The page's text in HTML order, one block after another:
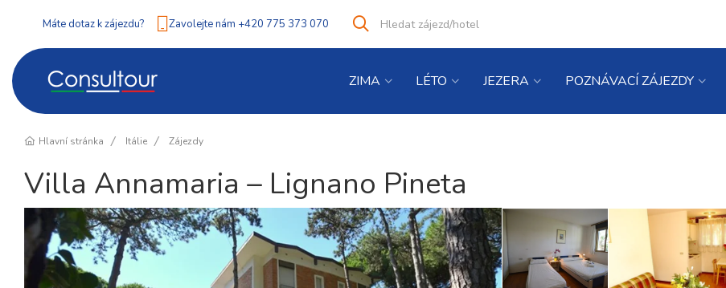
Máte dotaz k zájezdu? Zavolejte nám +420 775 373 070
co
Vyhledat
ZIMA LÉTO JEZERA POZNÁVACÍ ZÁJEZDY
Hlavní stránka Itálie Zájezdy
Villa Annamaria – Lignano Pineta